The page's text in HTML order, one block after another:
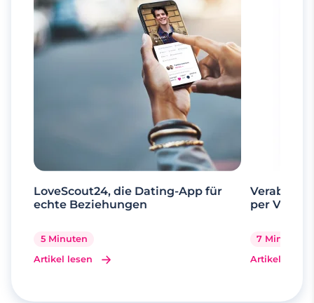
LoveScout24, die Dating-App für
echte Beziehungen
5 Minuten
Artikel lesen
per
7 Minuten
Artikel lesen